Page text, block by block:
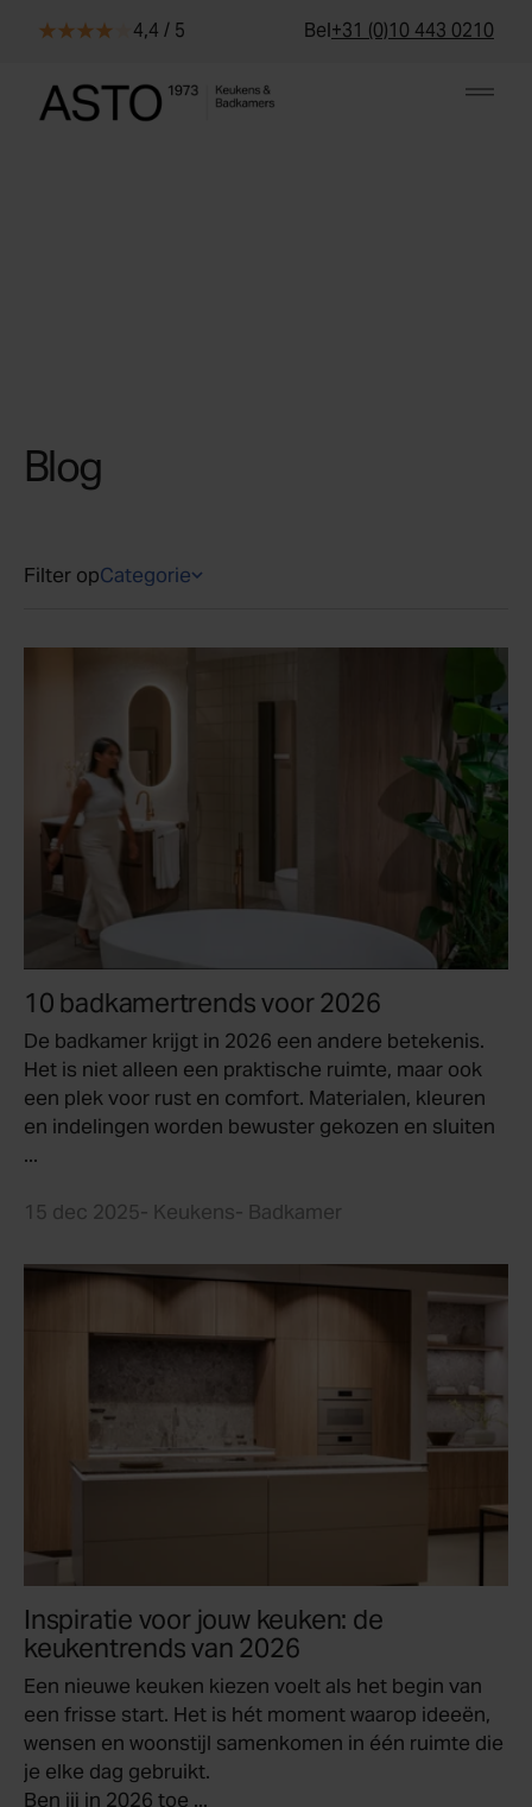
4,4 / 5 Bel+31 (0)10 443 0210
Blog
Filter opCategorie
10 badkamertrends voor 2026
De badkamer krijgt in 2026 een andere betekenis.
Het is niet alleen een praktische ruimte, maar ook
een plek voor rust en comfort. Materialen, kleuren
en indelingen worden bewuster gekozen en sluiten
...
15 dec 2025- Keukens- Badkamer
Inspiratie voor jouw keuken: de
keukentrends van 2026
Een nieuwe keuken kiezen voelt als het begin van
een frisse start. Het is hét moment waarop ideeën,
wensen en woonstijl samenkomen in één ruimte die
je elke dag gebruikt.
Ben jij in 2026 toe ...